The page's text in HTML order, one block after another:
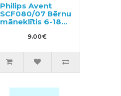
Philips Avent
SCF080/07 Bērnu
māneklītis 6-18
9.00€